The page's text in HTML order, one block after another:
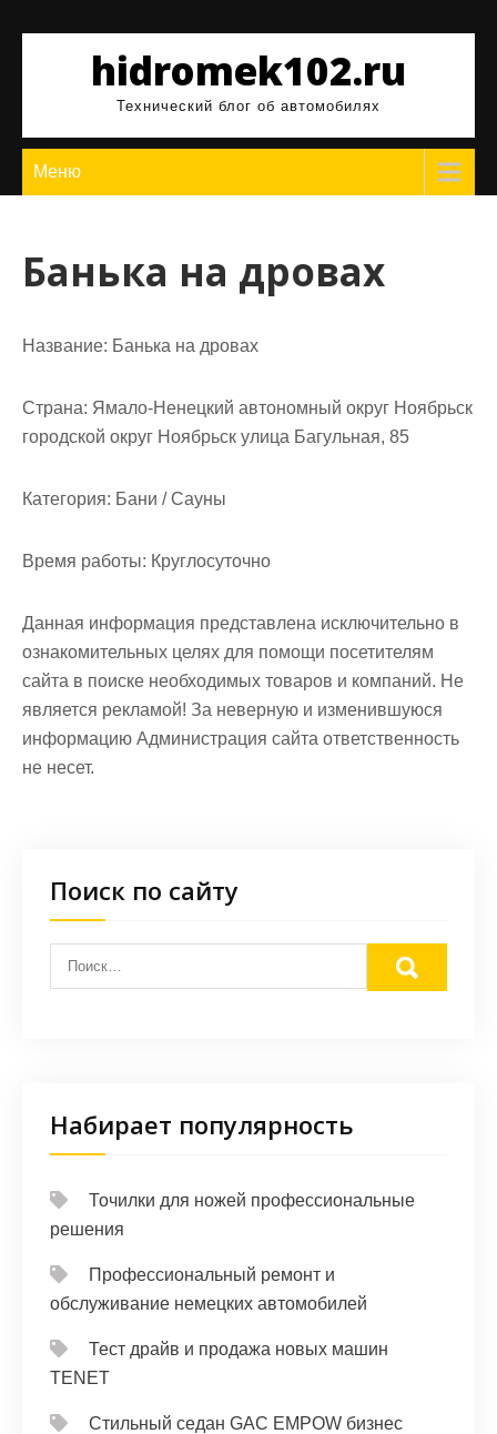
содержимомуhidromek102.ru
Технический блог об автомобилях
Меню
Банька на дровах
Название: Банька на дровах
Страна: Ямало-Ненецкий автономный округ Ноябрьск
городской округ Ноябрьск улица Багульная, 85
Категория: Бани / Сауны
Время работы: Круглосуточно
Данная информация представлена исключительно в
ознакомительных целях для помощи посетителям
сайта в поиске необходимых товаров и компаний. Не
является рекламой! За неверную и изменившуюся
информацию Администрация сайта ответственность
не несет.
Поиск по сайту
Набирает популярность
Точилки для ножей профессиональные
решения
Профессиональный ремонт и
обслуживание немецких автомобилей
Тест драйв и продажа новых машин
TENET
Стильный седан GAC EMPOW бизнес